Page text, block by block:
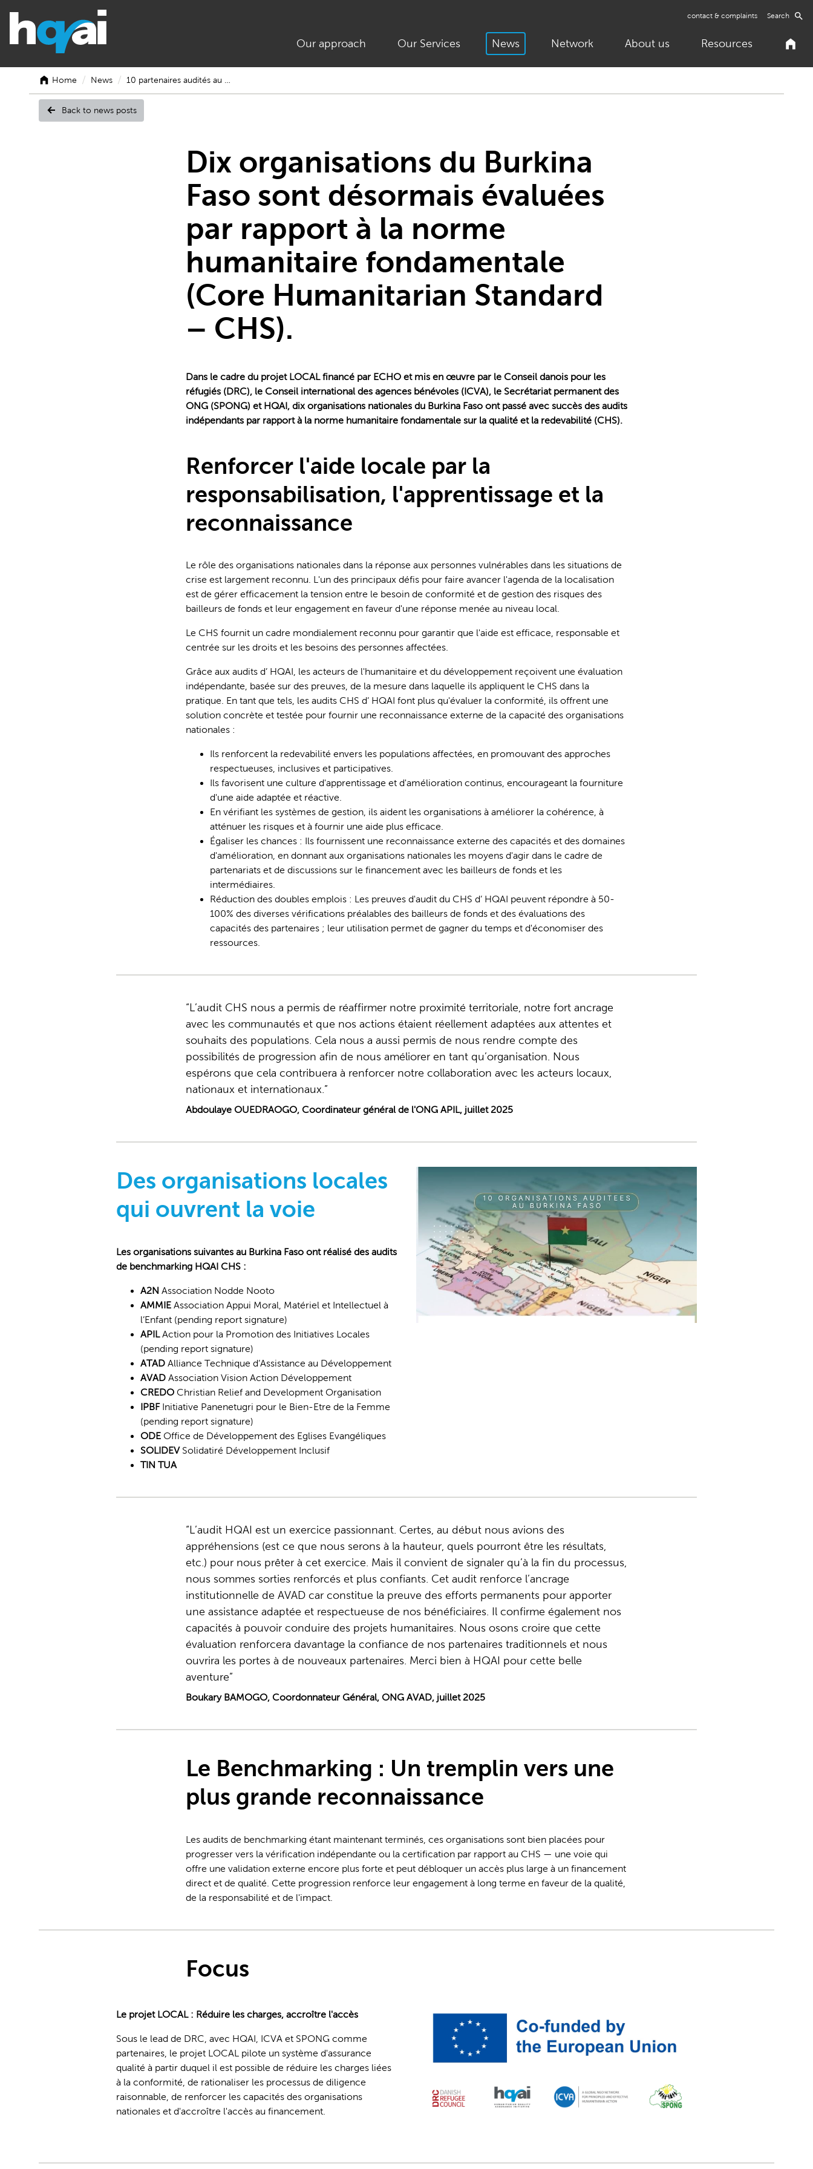
contact & complaints Search
Our approach Our Services News Network About us Resources
Home / News / 10 partenaires audités au …
Back to news posts
partenaires
audités
Burkina
Dix organisations du Burkina
Faso sont désormais évaluées
par rapport à la norme
humanitaire fondamentale
(Core Humanitarian Standard
– CHS).
Dans le cadre du projet LOCAL financé par ECHO et mis en œuvre par le Conseil danois pour les
réfugiés (DRC), le Conseil international des agences bénévoles (ICVA), le Secrétariat permanent des
ONG (SPONG) et HQAI, dix organisations nationales du Burkina Faso ont passé avec succès des audits
indépendants par rapport à la norme humanitaire fondamentale sur la qualité et la redevabilité (CHS).
Renforcer l'aide locale par la
responsabilisation, l'apprentissage et la
reconnaissance
Le rôle des organisations nationales dans la réponse aux personnes vulnérables dans les situations de
crise est largement reconnu. L'un des principaux défis pour faire avancer l'agenda de la localisation
est de gérer efficacement la tension entre le besoin de conformité et de gestion des risques des
bailleurs de fonds et leur engagement en faveur d'une réponse menée au niveau local.
Le CHS fournit un cadre mondialement reconnu pour garantir que l'aide est efficace, responsable et
centrée sur les droits et les besoins des personnes affectées.
Grâce aux audits d’ HQAI, les acteurs de l'humanitaire et du développement reçoivent une évaluation
indépendante, basée sur des preuves, de la mesure dans laquelle ils appliquent le CHS dans la
pratique. En tant que tels, les audits CHS d’ HQAI font plus qu'évaluer la conformité, ils offrent une
solution concrète et testée pour fournir une reconnaissance externe de la capacité des organisations
nationales :
Ils renforcent la redevabilité envers les populations affectées, en promouvant des approches
respectueuses, inclusives et participatives.
Ils favorisent une culture d'apprentissage et d'amélioration continus, encourageant la fourniture
d'une aide adaptée et réactive.
En vérifiant les systèmes de gestion, ils aident les organisations à améliorer la cohérence, à
atténuer les risques et à fournir une aide plus efficace.
Égaliser les chances : Ils fournissent une reconnaissance externe des capacités et des domaines
d'amélioration, en donnant aux organisations nationales les moyens d'agir dans le cadre de
partenariats et de discussions sur le financement avec les bailleurs de fonds et les
intermédiaires.
Réduction des doubles emplois : Les preuves d'audit du CHS d’ HQAI peuvent répondre à 50-
100% des diverses vérifications préalables des bailleurs de fonds et des évaluations des
capacités des partenaires ; leur utilisation permet de gagner du temps et d'économiser des
ressources.
L’audit CHS nous a permis de réaffirmer notre proximité territoriale, notre fort ancrage
avec les communautés et que nos actions étaient réellement adaptées aux attentes et
souhaits des populations. Cela nous a aussi permis de nous rendre compte des
possibilités de progression afin de nous améliorer en tant qu’organisation. Nous
espérons que cela contribuera à renforcer notre collaboration avec les acteurs locaux,
nationaux et internationaux.
Abdoulaye OUEDRAOGO, Coordinateur général de l'ONG APIL, juillet 2025
Des organisations locales
qui ouvrent la voie
Les organisations suivantes au Burkina Faso ont réalisé des audits
de benchmarking HQAI CHS :
A2N Association Nodde Nooto
AMMIE Association Appui Moral, Matériel et Intellectuel à
l’Enfant (pending report signature)
APILAction pour la Promotion des Initiatives Locales
(pending report signature)
ATAD Alliance Technique d’Assistance au Développement
AVAD Association Vision Action Développement
CREDO Christian Relief and Development Organisation
IPBFInitiative Panenetugri pour le Bien-Etre de la Femme
(pending report signature)
ODE Office de Développement des Eglises Evangéliques
SOLIDEVSolidatiré Développement Inclusif
TIN TUA
L’audit HQAI est un exercice passionnant. Certes, au début nous avions des
appréhensions (est ce que nous serons à la hauteur, quels pourront être les résultats,
etc.) pour nous prêter à cet exercice. Mais il convient de signaler qu’à la fin du processus,
nous sommes sorties renforcés et plus confiants. Cet audit renforce l’ancrage
institutionnelle de AVAD car constitue la preuve des efforts permanents pour apporter
une assistance adaptée et respectueuse de nos bénéficiaires. Il confirme également nos
capacités à pouvoir conduire des projets humanitaires. Nous osons croire que cette
évaluation renforcera davantage la confiance de nos partenaires traditionnels et nous
ouvrira les portes à de nouveaux partenaires. Merci bien à HQAI pour cette belle
aventure
Boukary BAMOGO, Coordonnateur Général, ONG AVAD, juillet 2025
Le Benchmarking : Un tremplin vers une
plus grande reconnaissance
Les audits de benchmarking étant maintenant terminés, ces organisations sont bien placées pour
progresser vers la vérification indépendante ou la certification par rapport au CHS — une voie qui
offre une validation externe encore plus forte et peut débloquer un accès plus large à un financement
direct et de qualité. Cette progression renforce leur engagement à long terme en faveur de la qualité,
de la responsabilité et de l'impact.
Focus
Le projet LOCAL : Réduire les charges, accroître l'accès
Sous le lead de DRC, avec HQAI, ICVA et SPONG comme
partenaires, le projet LOCAL pilote un système d'assurance
qualité à partir duquel il est possible de réduire les charges liées
à la conformité, de rationaliser les processus de diligence
raisonnable, de renforcer les capacités des organisations
nationales et d'accroître l'accès au financement.